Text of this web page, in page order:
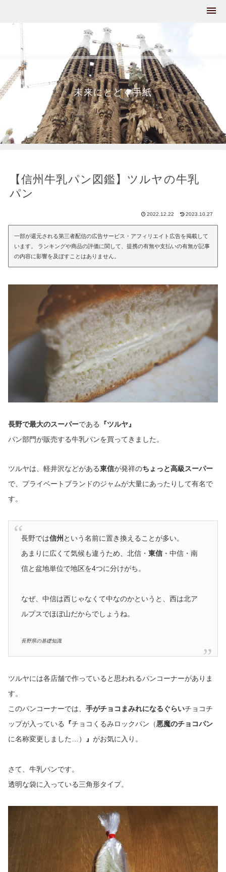
未来にとどく手紙
【信州牛乳パン図鑑】ツルヤの牛乳
パン
2022.12.22 2023.10.27
一部が還元される第三者配信の広告サービス・アフィリエイト広告を掲載して
います。 ランキングや商品の評価に関して、提携の有無や支払いの有無が記事
の内容に影響を及ぼすことはありません。
長野で最大のスーパーである
『ツルヤ』
パン部門が販売する牛乳パンを買ってきました。
ツルヤは、軽井沢などがある東信が発祥のちょっと高級スーパー
で、プライベートブランドのジャムが大量にあったりして有名で
す。
長野では信州 という名前に置き換えることが多い。
あまりに広くて気候も違うため、北信・東信 ・中信・南
信と盆地単位で地区を4つに分けがち。
なぜ、中信は西じゃなくて中なのかというと、西は北ア
ルプスでほぼ山だからでしょうね。
長野県の基礎知識
ツルヤには各店舗で作っていると思われるパンコーナーがありま
す。
このパンコーナーでは、 手がチョコまみれになるぐらいチョコチ
ップが入っている
『チョコくるみロックパン（悪魔のチョコパン
に名称変更しました…）
』 がお気に入り。
さて、牛乳パンです。
透明な袋に入っている三角形タイプ。